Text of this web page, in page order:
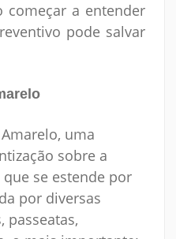
começar a entender
pode salvar
uma
sobre a
se estende por
por diversas
passeatas,